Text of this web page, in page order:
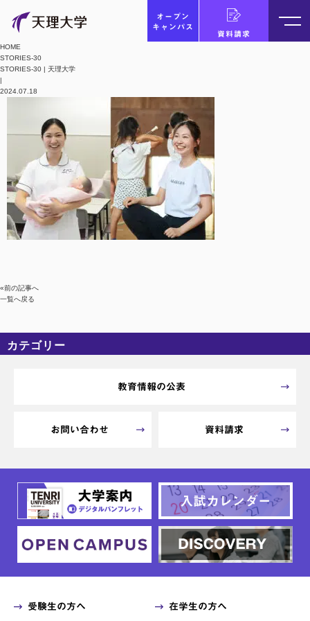
オープン
キャンパス
資料請求
HOME
STORIES-30
STORIES-30 | 天理大学
|
2024.07.18
«前の記事へ
一覧へ戻る
カテゴリー
教育情報の公表
お問い合わせ 資料請求
受験生の方へ 在学生の方へ